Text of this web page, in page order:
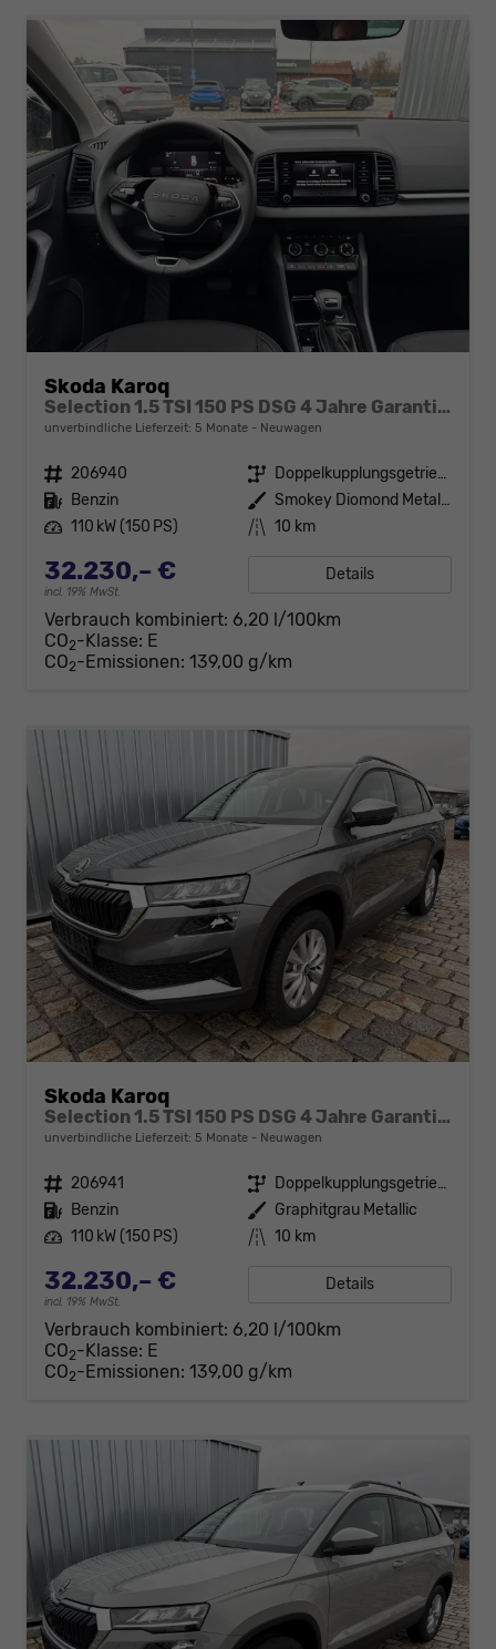
Skoda Karoq
Selection 1.5 TSI 150 PS DSG 4 Jahre Garantie-Anhängerkupplung-Keyless Start-AppleCarPlay-AndroidAuto-Sunset-Tempomat-2-Zonen-Klima-16''Alu
unverbindliche Lieferzeit: 5 Monate Neuwagen
Fahrzeugnr. 206940 Getriebe
Doppelkupplungsgetriebe (DSG)
Kraftstoff Benzin Außenfarbe
Smokey Diomond Metallic
Leistung 110 kW (150 PS) Kilometerstand 10 km
32.230,– €
incl. 19% MwSt.
Details
Verbrauch kombiniert: 6,20 l/100km
CO2-Klasse: E
CO2-Emissionen: 139,00 g/km
Skoda Karoq
Selection 1.5 TSI 150 PS DSG 4 Jahre Garantie-Anhängerkupplung-Keyless Start-AppleCarPlay-AndroidAuto-Sunset-Tempomat-2-Zonen-Klima-16''Alu
unverbindliche Lieferzeit: 5 Monate Neuwagen
Fahrzeugnr. 206941 Getriebe
Doppelkupplungsgetriebe (DSG)
Kraftstoff Benzin Außenfarbe Graphitgrau Metallic
Leistung 110 kW (150 PS) Kilometerstand 10 km
32.230,– €
incl. 19% MwSt.
Details
Verbrauch kombiniert: 6,20 l/100km
CO2-Klasse: E
CO2-Emissionen: 139,00 g/km